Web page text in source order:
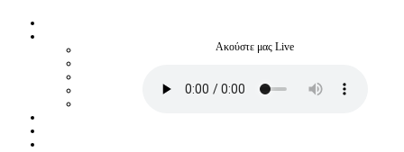
Ακούστε μας Live